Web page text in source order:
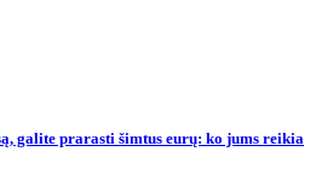
galite prarasti šimtus eurų: ko jums reikia